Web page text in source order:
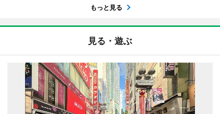
もっと見る
見る・遊ぶ